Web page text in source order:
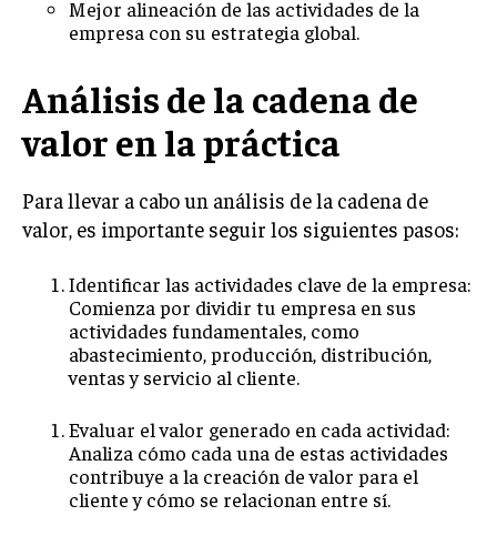
CONTABILIDAD EMPRESARIAL
INTERNACIONAL
NEGOCIOS INTERNACIONALES
EXPANSIÓN GLOBAL
ALIANZAS ESTRATÉGICAS
TECNOLOGIA
SOSTENIBILIDAD Y MEDIO AMBIENTE
TRANSFORMACIÓN DIGITAL
ANALÍTICA EMPRESARIAL Y BUSINESS
Mejor alineación de las actividades de la
empresa con su estrategia global.
Análisis de la cadena de
valor en la práctica
Para llevar a cabo un análisis de la cadena de
valor, es importante seguir los siguientes pasos:
Identificar las actividades clave de la empresa:
Comienza por dividir tu empresa en sus
actividades fundamentales, como
abastecimiento, producción, distribución,
ventas y servicio al cliente.
Evaluar el valor generado en cada actividad:
Analiza cómo cada una de estas actividades
contribuye a la creación de valor para el
cliente y cómo se relacionan entre sí.